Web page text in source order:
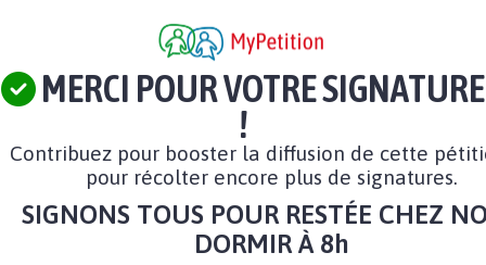
MERCI POUR VOTRE SIGNATURE
!
Contribuez pour booster la diffusion de cette
pour récolter encore plus de signatures.
SIGNONS TOUS POUR RESTÉE CHEZ
DORMIR À 8h